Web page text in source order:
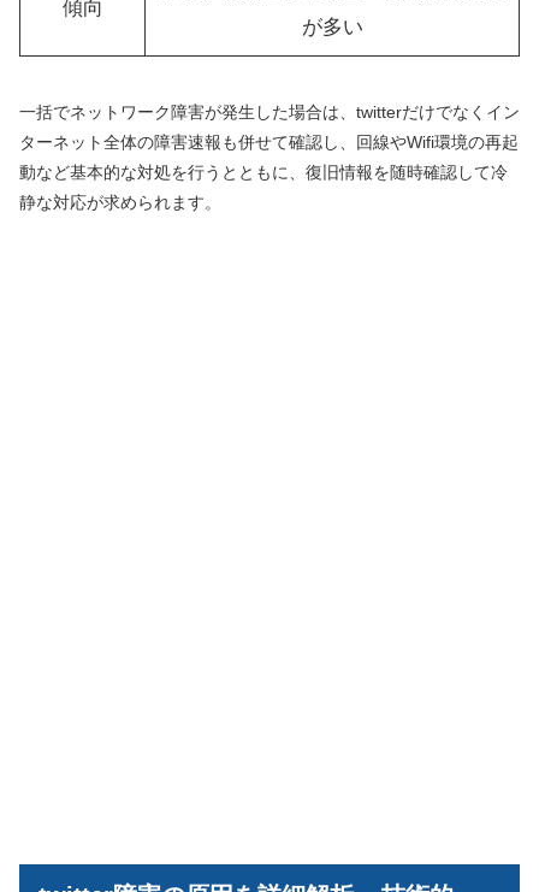
傾向
が多い
一括でネットワーク障害が発生した場合は、twitterだけでなくイン
ターネット全体の障害速報も併せて確認し、回線やWifi環境の再起
動など基本的な対処を行うとともに、復旧情報を随時確認して冷
静な対応が求められます。